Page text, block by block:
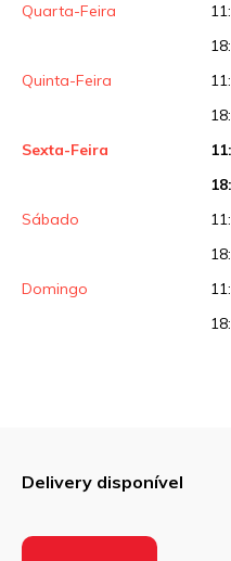
Quarta-Feira
Quinta-Feira
Sexta-Feira
Sábado
Domingo
Delivery disponível